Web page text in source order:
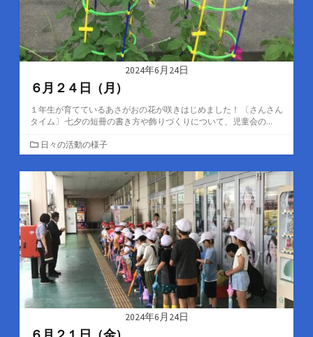
2024年6月24日
６月２４日（月）
１年生が育てているあさがおの花が咲きはじめました！ 〔さんさん
タイム〕 七夕の短冊の書き方や飾りづくりについて、児童会の...
カ
テ
ゴ
日々の活動の様子
2024年6月24日